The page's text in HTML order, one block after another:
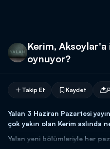
Kerim,
oynuyor?
Takip Et Kaydet
Yalan 3 Haziran Pazartesi
çok yakın olan Kerim aslında
Yalan yeni bölümleriyle her